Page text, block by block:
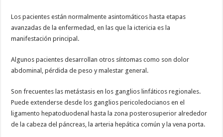
Los pacientes están normalmente asintomáticos hasta etapas
avanzadas de la enfermedad, en las que la ictericia es la
manifestación principal.
Algunos pacientes desarrollan otros síntomas como son dolor
abdominal, pérdida de peso y malestar general.
Son frecuentes las metástasis en los ganglios linfáticos regionales.
Puede extenderse desde los ganglios pericoledocianos en el
ligamento hepatoduodenal hasta la zona posterosuperior alrededor
de la cabeza del páncreas, la arteria hepática común y la vena porta.